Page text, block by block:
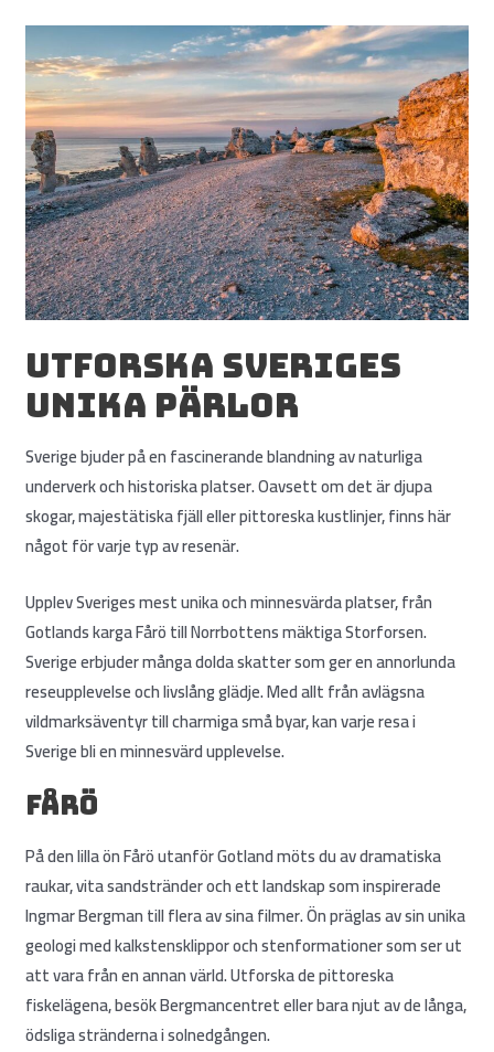
Utforska Sveriges
unika pärlor
Sverige bjuder på en fascinerande blandning av naturliga
underverk och historiska platser. Oavsett om det är djupa
skogar, majestätiska fjäll eller pittoreska kustlinjer, finns här
något för varje typ av resenär.
Upplev Sveriges mest unika och minnesvärda platser, från
Gotlands karga Fårö till Norrbottens mäktiga Storforsen.
Sverige erbjuder många dolda skatter som ger en annorlunda
reseupplevelse och livslång glädje. Med allt från avlägsna
vildmarksäventyr till charmiga små byar, kan varje resa i
Sverige bli en minnesvärd upplevelse.
Fårö
På den lilla ön Fårö utanför Gotland möts du av dramatiska
raukar, vita sandstränder och ett landskap som inspirerade
Ingmar Bergman till flera av sina filmer. Ön präglas av sin unika
geologi med kalkstensklippor och stenformationer som ser ut
att vara från en annan värld. Utforska de pittoreska
fiskelägena, besök Bergmancentret eller bara njut av de långa,
ödsliga stränderna i solnedgången.